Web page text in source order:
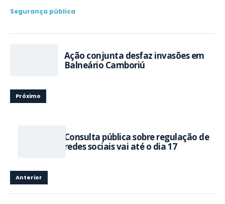
Segurança pública
Ação conjunta desfaz invasões em
Balneário Camboriú
Próximo
Consulta pública sobre regulação de
redes sociais vai até o dia 17
Anterior